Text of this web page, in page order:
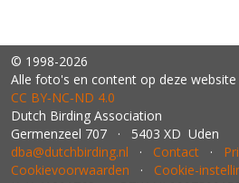
© 1998-2026
Alle foto's en content op deze
CC BY‑NC‑ND 4.0
Dutch Birding Association
Germenzeel 707 · 5403 XD Uden
dba@dutchbirding.nl · Contact ·
Cookievoorwaarden · Cookie-